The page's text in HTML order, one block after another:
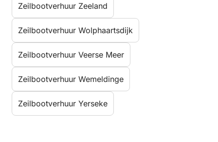
Zeilbootverhuur Zeeland
Zeilbootverhuur Wolphaartsdijk
Zeilbootverhuur Veerse Meer
Zeilbootverhuur Wemeldinge
Zeilbootverhuur Yerseke